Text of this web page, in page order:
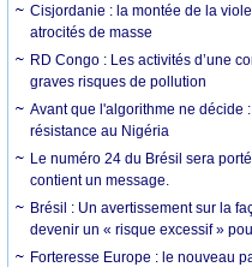
Cisjordanie : la montée de la
atrocités de masse
RD Congo : Les activités d’une
graves risques de pollution
Avant que l'algorithme ne décide
résistance au Nigéria
Le numéro 24 du Brésil sera
contient un message.
Brésil : Un avertissement sur la
devenir un « risque excessif »
Forteresse Europe : le nouveau